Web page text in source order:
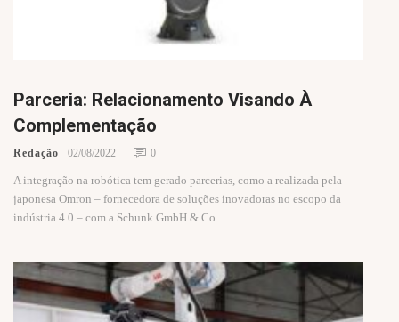
Parceria: Relacionamento Visando À
Complementação
Redação 02/08/2022 0
A integração na robótica tem gerado parcerias, como a realizada pela
japonesa Omron – fornecedora de soluções inovadoras no escopo da
indústria 4.0 – com a Schunk GmbH & Co.